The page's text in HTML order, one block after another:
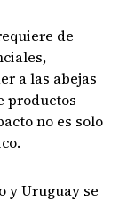
de
a las abejas
productos
no es solo
y Uruguay se